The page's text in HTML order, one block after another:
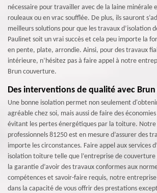
nécessaire pour travailler avec de la laine minérale
rouleaux ou en vrac soufflée. De plus, ils sauront
meilleurs solutions pour que les travaux d’isolation
Paulinet soit un vrai succès et cela peu importe la
en pente, plate, arrondie. Ainsi, pour des travaux
intérieure, n’hésitez pas à faire appel à notre
Brun couverture.
Des interventions de qualité avec
Une bonne isolation permet non seulement
agréable chez soi, mais aussi de faire des
évitant les pertes énergétiques par la toiture. Notre
professionnels 81250 est en mesure d’assurer des
importe les circonstances. Faire appel aux services
isolation toiture telle que l’entreprise de
la garantie d’avoir des travaux conformes aux
compétences et savoir-faire requis, notre
dans la capacité de vous offrir des prestations